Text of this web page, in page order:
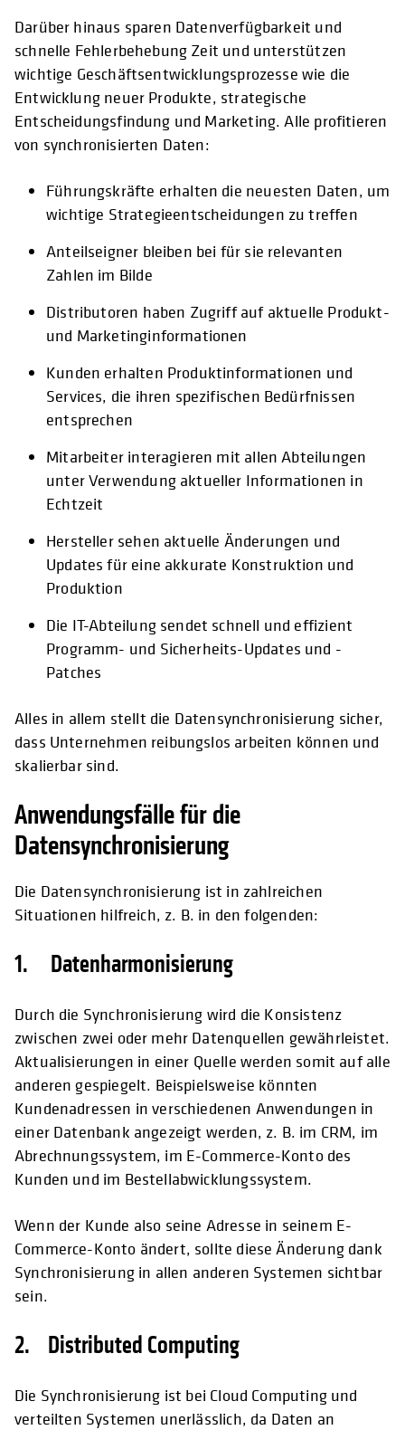
Darüber hinaus sparen Datenverfügbarkeit und
schnelle Fehlerbehebung Zeit und unterstützen
wichtige Geschäftsentwicklungsprozesse wie die
Entwicklung neuer Produkte, strategische
Entscheidungsfindung und Marketing. Alle profitieren
von synchronisierten Daten:
Führungskräfte erhalten die neuesten Daten, um
wichtige Strategieentscheidungen zu treffen
Anteilseigner bleiben bei für sie relevanten
Zahlen im Bilde
Distributoren haben Zugriff auf aktuelle Produkt-
und Marketinginformationen
Kunden erhalten Produktinformationen und
Services, die ihren spezifischen Bedürfnissen
entsprechen
Mitarbeiter interagieren mit allen Abteilungen
unter Verwendung aktueller Informationen in
Echtzeit
Hersteller sehen aktuelle Änderungen und
Updates für eine akkurate Konstruktion und
Produktion
Die IT-Abteilung sendet schnell und effizient
Programm- und Sicherheits-Updates und -
Patches
Alles in allem stellt die Datensynchronisierung sicher,
dass Unternehmen reibungslos arbeiten können und
skalierbar sind.
Anwendungsfälle für die
Datensynchronisierung
Die Datensynchronisierung ist in zahlreichen
Situationen hilfreich, z. B. in den folgenden:
1. Datenharmonisierung
Durch die Synchronisierung wird die Konsistenz
zwischen zwei oder mehr Datenquellen gewährleistet.
Aktualisierungen in einer Quelle werden somit auf alle
anderen gespiegelt. Beispielsweise könnten
Kundenadressen in verschiedenen Anwendungen in
einer Datenbank angezeigt werden, z. B. im CRM, im
Abrechnungssystem, im E-Commerce-Konto des
Kunden und im Bestellabwicklungssystem.
Wenn der Kunde also seine Adresse in seinem E-
Commerce-Konto ändert, sollte diese Änderung dank
Synchronisierung in allen anderen Systemen sichtbar
sein.
2. Distributed Computing
Die Synchronisierung ist bei Cloud Computing und
verteilten Systemen unerlässlich, da Daten an